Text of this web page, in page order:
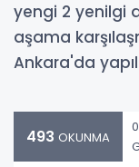
yengi 2 yenilgi
aşama
Ankara'da
493 OKUNMA